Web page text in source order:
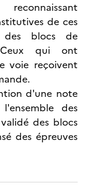
de ces
blocs de
Ceux qui ont
voie reçoivent
d'une note
des
des blocs
des épreuves